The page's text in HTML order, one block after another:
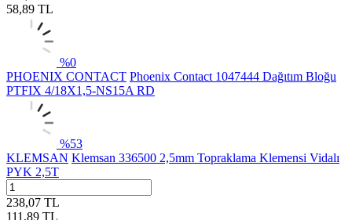
58,89 TL
%0
PHOENIX CONTACT Phoenix Contact 1047444 Dağıtım Bloğu
PTFIX 4/18X1,5-NS15A RD
%53
KLEMSAN Klemsan 336500 2,5mm Topraklama Klemensi Vidalı
PYK 2,5T
238,07 TL
111,89 TL